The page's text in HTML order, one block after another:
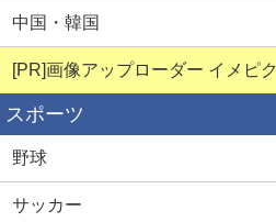
中国・韓国
[PR]画像アップローダー イメピク
スポーツ
野球
サッカー